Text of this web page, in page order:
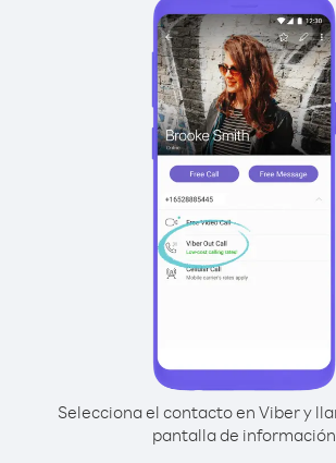
Selecciona el contacto en Viber y
pantalla de información